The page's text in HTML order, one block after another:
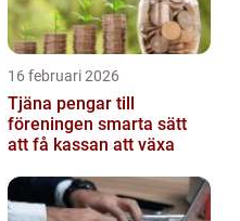
16 februari 2026
Tjäna pengar till
föreningen smarta sätt
att få kassan att växa